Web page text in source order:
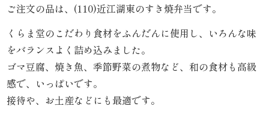
の
内
弁
当
ご注文の品は、(110)近江湖東のすき焼弁当です。
くらま堂のこだわり食材をふんだんに使用し、いろんな味
をバランスよく詰め込みました。
ゴマ豆腐、焼き魚、季節野菜の煮物など、和の食材も高級
感で、いっぱいです。
接待や、お土産などにも最適です。